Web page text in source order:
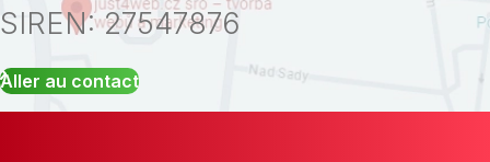
SIREN: 27547876
Aller au contact